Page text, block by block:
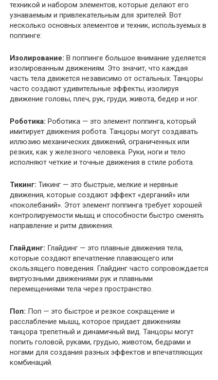
техникой и набором элементов, которые делают его
узнаваемым и привлекательным для зрителей. Вот
несколько основных элементов и техник, используемых в
поппинге:
Изолирование: В поппинге большое внимание уделяется
изолированным движениям. Это значит, что каждая
часть тела движется независимо от остальных. Танцоры
часто создают удивительные эффекты, изолируя
движение головы, плеч, рук, груди, живота, бедер и ног.
Роботика: Роботика — это элемент поппинга, который
имитирует движения робота. Танцоры могут создавать
иллюзию механических движений, ограниченных или
резких, как у железного человека. Руки, ноги и тело
исполняют четкие и точные движения в стиле робота.
Тикинг: Тикинг — это быстрые, мелкие и нервные
движения, которые создают эффект «дерганий» или
«поколебаний». Этот элемент поппинга требует хорошей
контролируемости мышц и способности быстро сменять
направление и ритм движения.
Глайдинг: Глайдинг — это плавные движения тела,
которые создают впечатление плавающего или
скользящего поведения. Глайдинг часто сопровождается
виртуозными движениями рук и плавными
перемещениями тела через пространство.
Поп: Поп — это быстрое и резкое сокращение и
расслабление мышц, которое придает движениям
танцора трепетный и динамичный вид. Танцоры могут
попить головой, руками, грудью, животом, бедрами и
ногами для создания разных эффектов и впечатляющих
комбинаций.